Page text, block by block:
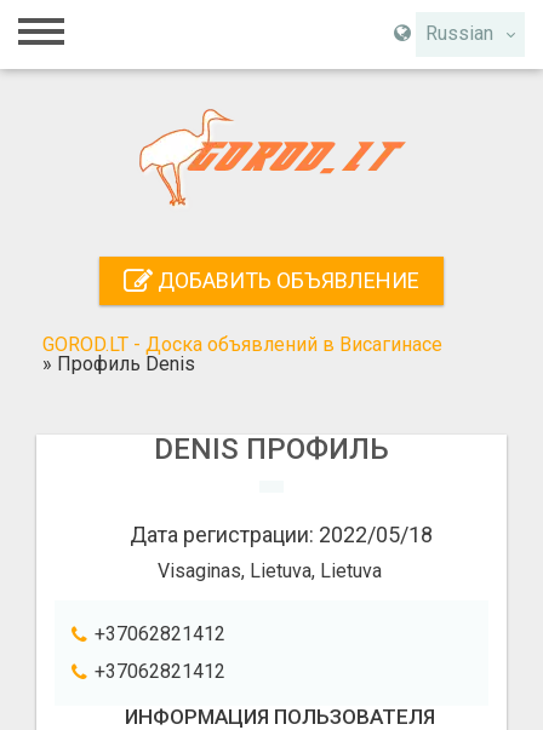
Russian
Главная
Регистрация
Поиск
ДОБАВИТЬ ОБЪЯВЛЕНИЕ
GOROD.LT - Доска объявлений в Висагинасе
» Профиль Denis
DENIS ПРОФИЛЬ
Дата регистрации: 2022/05/18
Visaginas, Lietuva, Lietuva
+37062821412
+37062821412
ИНФОРМАЦИЯ ПОЛЬЗОВАТЕЛЯ